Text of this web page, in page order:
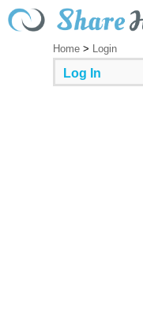
Home > Login
Log In